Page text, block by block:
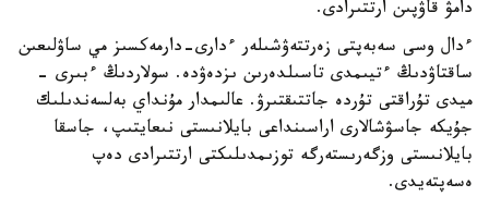
دامۋ قاۋپىن ارتتىرادى.
ءدال وسى سەبەپتى زەرتتەۋشىلەر ءدارى-دارمەكسىز مي ساۋلىعىن
ساقتاۋدىڭ ءتيىمدى تاسىلدەرىن ىزدەۋدە. سولاردىڭ ءبىرى -
ميدى تۇراقتى تۇردە جاتتىقتىرۋ. عالىمدار مۇنداي بەلسەندىلىك
جۇيكە جاسۋشالارى اراسىنداعى بايلانىستى نىعايتىپ، جاسقا
بايلانىستى وزگەرىستەرگە توزىمدىلىكتى ارتتىرادى دەپ
ەسەپتەيدى.